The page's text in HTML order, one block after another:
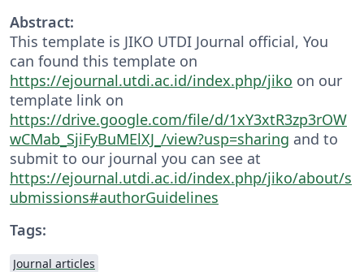
Abstract:
This template is JIKO UTDI Journal official, You
can found this template on
https://ejournal.utdi.ac.id/index.php/jiko on our
template link on
https://drive.google.com/file/d/1xY3xtR3zp3rOW
wCMab_SjiFyBuMElXJ_/view?usp=sharing and to
submit to our journal you can see at
https://ejournal.utdi.ac.id/index.php/jiko/about/s
ubmissions#authorGuidelines
Tags:
Journal articles